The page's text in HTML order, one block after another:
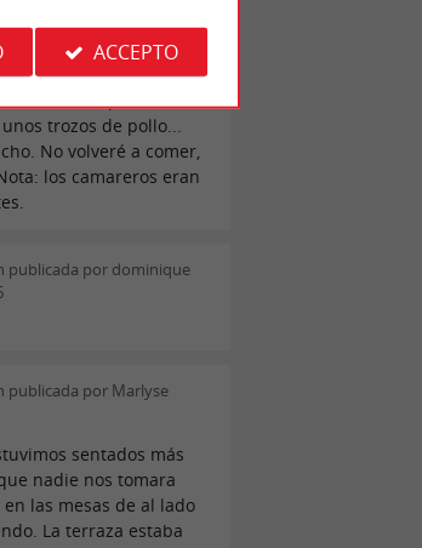
a la azotea del
las vistas desde allí
es muy mediocre
19 € por tres
trozos de pollo...
No volveré a comer,
los camareros eran
publicada por dominique
publicada por Marlyse
sentados más
nadie nos tomara
las mesas de al lado
La terraza estaba
ACCEPTO